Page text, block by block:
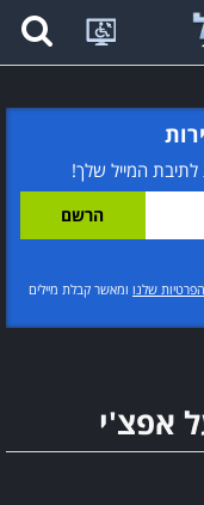
לתיבת המייל שלך!
שלנו ומאשר קבלת מיילים
אפצ'י